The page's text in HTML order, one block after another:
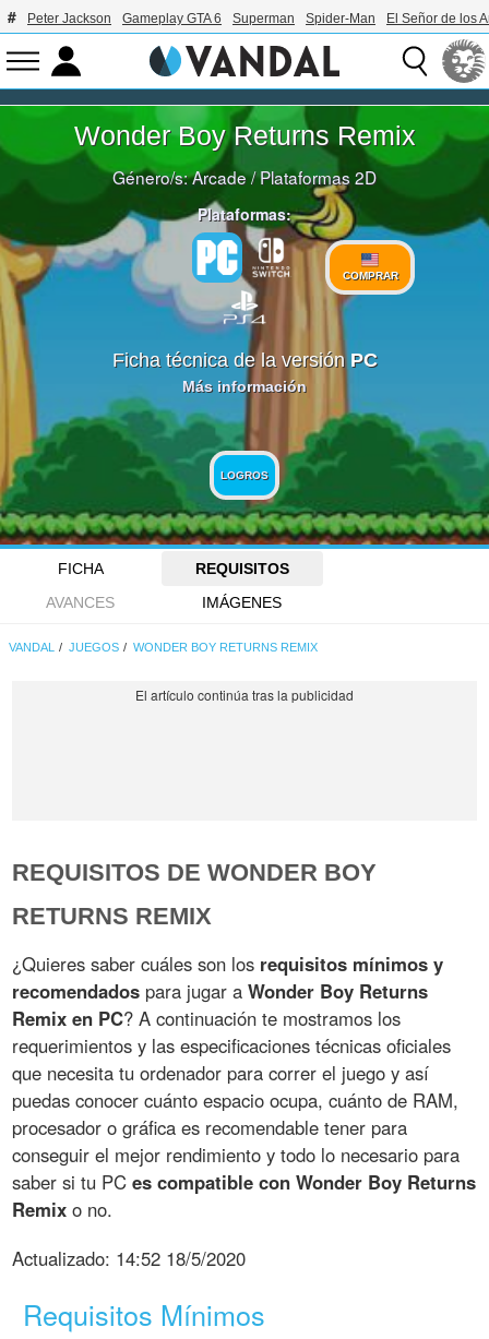
Peter Jackson Gameplay GTA 6 Superman Spider-Man El Señor de los
Wonder Boy Returns Remix
Género/s:Arcade/Plataformas 2D
Plataformas:
COMPRAR
Ficha técnica de la versión PC
Más información
LOGROS
FICHA
REQUISITOS
AVANCES
IMÁGENES
VANDAL JUEGOS WONDER BOY RETURNS REMIX
REQUISITOS DE WONDER BOY
RETURNS REMIX
¿Quieres saber cuáles son los requisitos mínimos y
recomendados para jugar aWonder Boy Returns
Remix en PC? A continuación te mostramos los
requerimientos y las especificaciones técnicas oficiales
que necesita tu ordenador para correr el juego y así
puedas conocer cuánto espacio ocupa, cuánto de RAM,
procesador o gráfica es recomendable tener para
conseguir el mejor rendimiento y todo lo necesario para
saber si tu PCes compatible con Wonder Boy Returns
Remix o no.
Actualizado: 14:52 18/5/2020
Requisitos Mínimos